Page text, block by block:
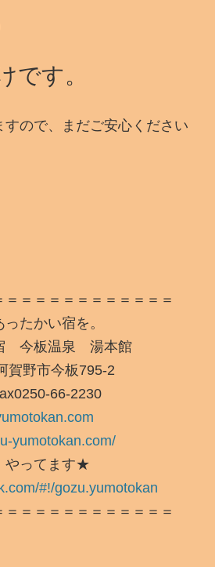
です。
ので、まだご安心ください
＝＝＝＝＝＝＝＝＝＝＝＝
たかい宿を。
今板温泉 湯本館
野市今板795-2
66-2230
yumotokan.com/
やってます★
#!/gozu.yumotokan
＝＝＝＝＝＝＝＝＝＝＝＝